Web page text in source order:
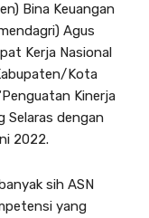
Bina Keuangan
Agus
Kerja Nasional
Kota
Kinerja
Selaras dengan
2022.
sih ASN
yang